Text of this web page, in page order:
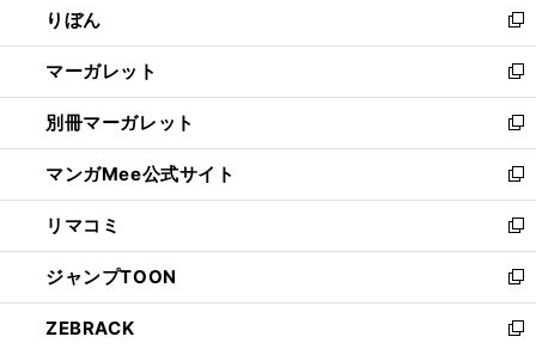
く
で
開
く
ド
ウ
で
開
く
ィ
ン
ド
ウ
で
開
く
りぼん
新
し
い
ウ
ィ
ン
ド
ウ
で
開
く
マーガレット
新
し
い
ウ
ィ
ン
ド
ウ
で
開
く
別冊マーガレット
新
し
い
ウ
ィ
ン
ド
ウ
で
マンガMee公式サイト
新
し
い
ウ
ィ
ン
ド
リマコミ
新
し
い
ウ
ィ
ジャンプTOON
新
し
い
ZEBRACK
新